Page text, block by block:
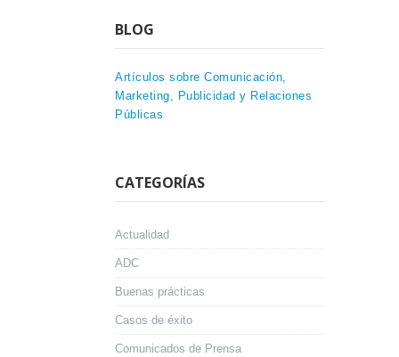
BLOG
Artículos sobre Comunicación,
Marketing, Publicidad y Relaciones
Públicas
CATEGORÍAS
Actualidad
ADC
Buenas prácticas
Casos de éxito
Comunicados de Prensa